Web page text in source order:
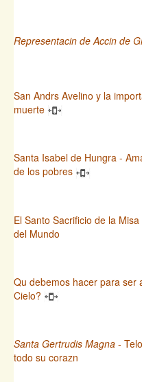
Representacin de Accin de
San Andrs Avelino y la
muerte
Santa Isabel de Hungra -
de los pobres
El Santo Sacrificio de la
del Mundo
Qu debemos hacer para ser
Cielo?
Santa Gertrudis Magna -
todo su corazn